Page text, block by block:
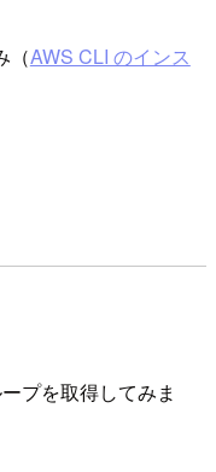
（AWS CLI のインス
プを取得してみま